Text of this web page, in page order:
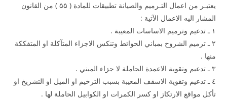
يعتبـر من اعمال التـرميم والصيانة تطبيقات للمادة ( ۵۵ ) من القانون
المشار اليه الاعمال الآتية :
۱ ـ تدعيم وترميم الاساسات المعيبة .
۲ ـ ترميم الشروخ بمباني الحوائط وتنكس الاجزاء المتآكلة او المتفككة
منها .
۳ ـ تدعيم وتقوية الاعمدة الحاملة لا جزاء المبني .
٤ ـ تدعيم وتقوية الاسقف المعيبة بسبب الترخيم او الميل او التشريخ او
تأكل مواقع الارتكاز او كسر الكمرات او الكوابيل الحاملة لها .